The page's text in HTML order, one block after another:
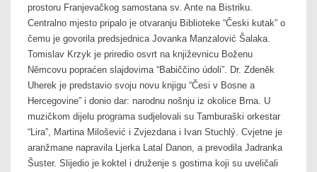
prostoru Franjevačkog samostana sv. Ante na Bistriku.
Centralno mjesto pripalo je otvaranju Biblioteke “Česki kutak” o
čemu je govorila predsjednica Jovanka Manzalović Šalaka.
Tomislav Krzyk je priredio osvrt na književnicu Boženu
Němcovu popraćen slajdovima “Babiččino údoli”. Dr. Zdeněk
Uherek je predstavio svoju novu knjigu “Česi v Bosne a
Hercegovine” i donio dar: narodnu nošnju iz okolice Brna. U
muzičkom dijelu programa sudjelovali su Tamburaški orkestar
“Lira”, Martina Milošević i Zvjezdana i Ivan Stuchlý. Cvjetne je
aranžmane napravila Ljerka Latal Danon, a prevodila Jadranka
Šuster. Slijedio je koktel i druženje s gostima koji su uveličali